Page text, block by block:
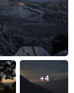
+4